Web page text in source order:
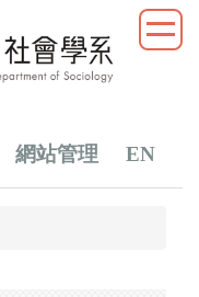
網站管理 EN